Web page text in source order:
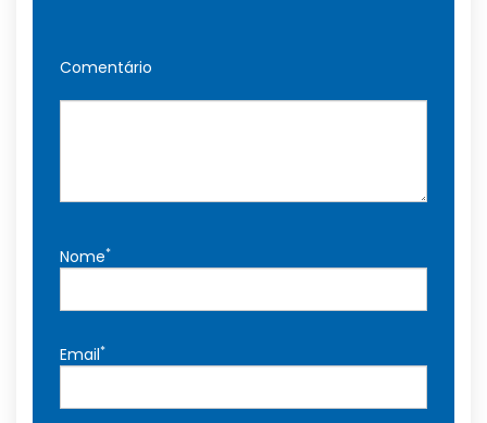
Comentário
Nome*
Email*